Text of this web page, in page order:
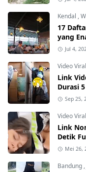
Kendal ,
17
yang
Jul 4,
Video Viral
Link
Durasi
Sep 25,
Video Viral
Link
Detik
Hati-Mei 26,
Bandung ,